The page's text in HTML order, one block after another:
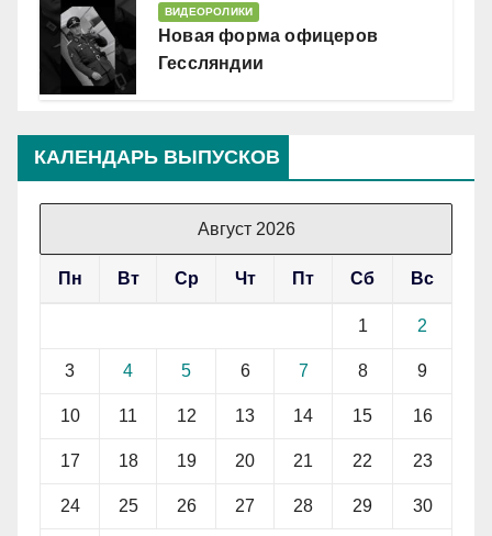
ВИДЕОРОЛИКИ
Новая форма офицеров
Гессляндии
КАЛЕНДАРЬ ВЫПУСКОВ
Август 2026
Пн Вт Ср Чт Пт Сб Вс
1 2
3 4 5 6 7 8 9
10 11 12 13 14 15 16
17 18 19 20 21 22 23
24 25 26 27 28 29 30